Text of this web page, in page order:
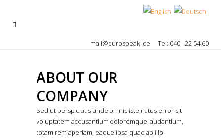
mail@eurospeak .de Tel: 040 - 22 54 60
ABOUT OUR
COMPANY
Sed ut perspiciatis unde omnis iste natus error sit
voluptatem accusantium doloremque laudantium,
totam rem aperiam, eaque ipsa quae ab illo